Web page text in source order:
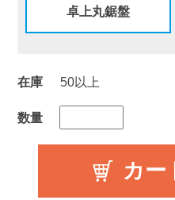
卓上丸鋸盤
在庫 50以上
数量